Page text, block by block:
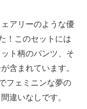
アリーのような優
！このセットには
ト柄のパンツ、そ
含まれています。
フェミニンな夢の
違いなしです。